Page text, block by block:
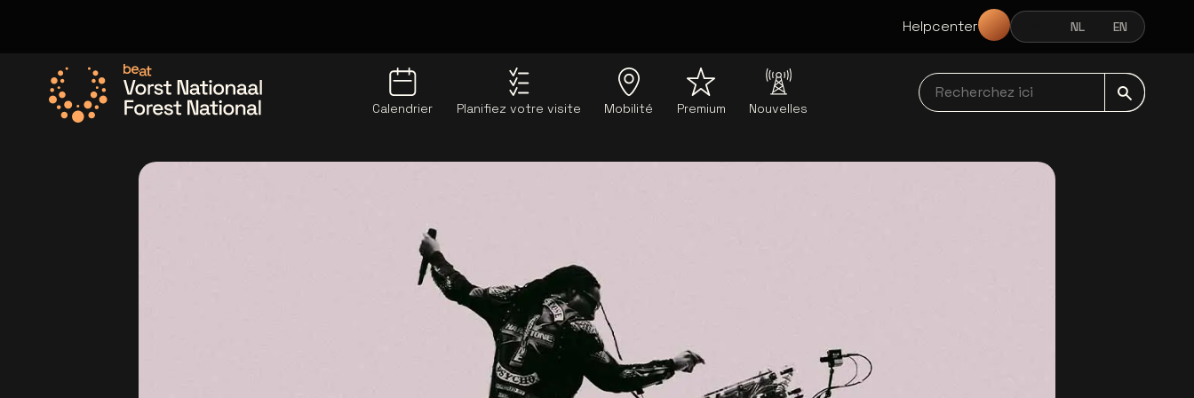
Helpcenter FRANÇAISNEDERLANDS
NL ENGLISH
EN
Calendrier Planifiez votre visite Mobilité Premium Nouvelles
Recherchez ici navbar